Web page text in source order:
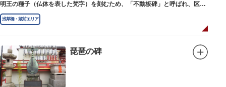
明王の種子（仏体を表した梵字）を刻むため、「不動板碑」と呼ばれ、区内
現存の板碑を代表するもののひとつです。
浅草橋・蔵前エリア
琵琶の碑